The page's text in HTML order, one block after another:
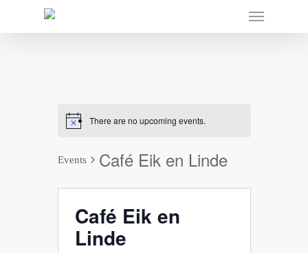
There are no upcoming events.
Events Café Eik en Linde
Café Eik en
Linde